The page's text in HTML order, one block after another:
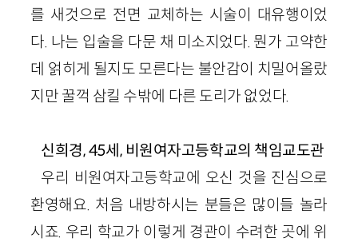
를 새것으로 전면 교체하는 시술이 대유행이었
다. 나는 입술을 다문 채 미소지었다. 뭔가 고약한
데 얽히게 될지도 모른다는 불안감이 치밀어올랐
지만 꿀꺽 삼킬 수밖에 다른 도리가 없었다.
신희경, 45세, 비원여자고등학교의 책임교도관
우리 비원여자고등학교에 오신 것을 진심으로
환영해요. 처음 내방하시는 분들은 많이들 놀라
시죠. 우리 학교가 이렇게 경관이 수려한 곳에 위